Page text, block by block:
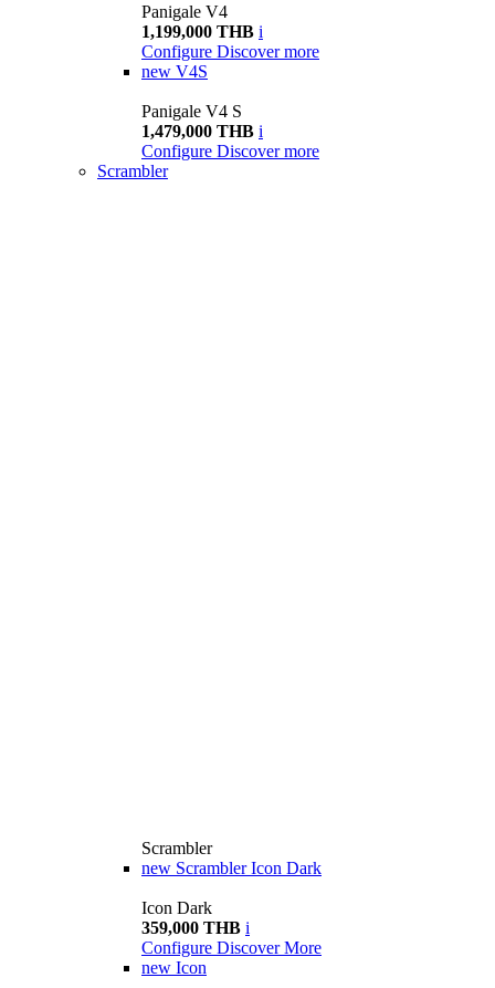
Panigale V4
1,199,000 THB i
Configure Discover more
new V4S
Panigale V4 S
1,479,000 THB i
Configure Discover more
Scrambler
Scrambler
new Scrambler Icon Dark
Icon Dark
359,000 THB i
Configure Discover More
new Icon